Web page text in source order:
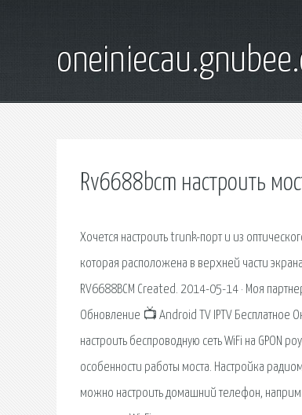
Rv6688bcm настроить
Хочется настроить trunk-порт и из
которая расположена в верхней части
RV6688BCM Created. 2014-05-14 · Моя
Обновление 📺 Android TV IPTV Бесплатное
настроить беспроводную сеть WiFi на GPON
особенности работы моста. Настройка
можно настроить домашний телефон,